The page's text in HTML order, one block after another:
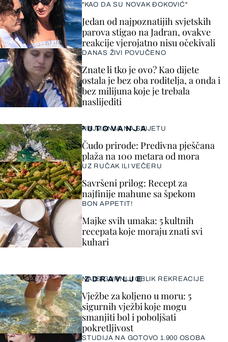
"KAO DA SU NOVAK ĐOKOVIĆ"
Jedan od najpoznatijih svjetskih
parova stigao na Jadran, ovakve
reakcije vjerojatno nisu očekivali
DANAS ŽIVI POVUČENO
Znate li tko je ovo? Kao dijete
ostala je bez oba roditelja, a onda i
bez milijuna koje je trebala
naslijediti
ZDRAVLJE
NAJSIGURNIJI OBLIK REKREACIJE
Vježbe za koljeno u moru: 5
sigurnih vježbi koje mogu
smanjiti bol i poboljšati
pokretljivost
STUDIJA NA GOTOVO 1.900 OSOBA
PUTOVANJA
NAJMANJA NA SVIJETU
Čudo prirode: Predivna pješčana
plaža na 100 metara od mora
UZ RUČAK ILI VEČERU
Savršeni prilog: Recept za
najfinije mahune sa špekom
BON APPETIT!
Majke svih umaka: 5 kultnih
recepata koje moraju znati svi
kuhari